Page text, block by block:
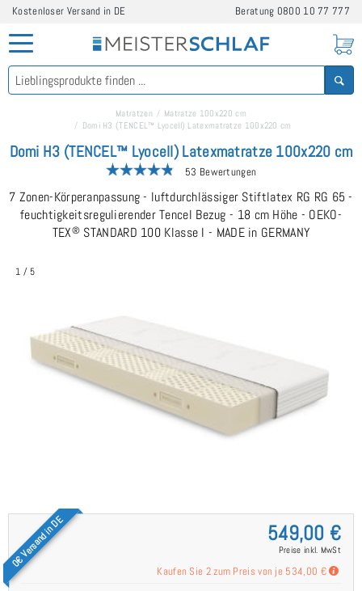
Kostenloser Versand in DE Beratung 0800 10 77 777
Matratzen
Matratze 100x220 cm
Domi H3 (TENCEL™ Lyocell) Latexmatratze 100x220 cm
Domi H3 (TENCEL™ Lyocell) Latexmatratze 100x220 cm
53 Bewertungen
7 Zonen-Körperanpassung - luftdurchlässiger Stiftlatex RG RG 65 -
feuchtigkeitsregulierender Tencel Bezug - 18 cm Höhe - OEKO-
TEX® STANDARD 100 Klasse I - MADE in GERMANY
1 / 5
0€ Versand in DE 549,00 €
Preise inkl. MwSt
Kaufen Sie 2 zum Preis von je 534,00 €